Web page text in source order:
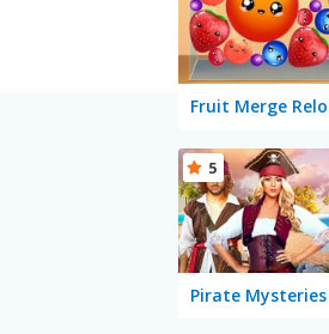
Pirate Mysteries
5